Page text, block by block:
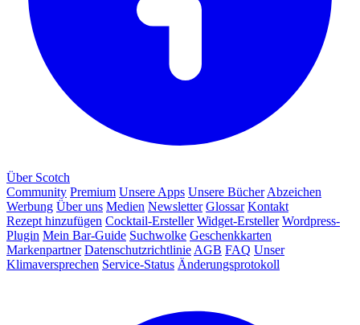
Über Scotch
Community Premium Unsere Apps Unsere Bücher Abzeichen
Werbung Über uns Medien Newsletter Glossar Kontakt
Rezept hinzufügen Cocktail-Ersteller Widget-Ersteller Wordpress-
Plugin Mein Bar-Guide Suchwolke Geschenkkarten
Markenpartner Datenschutzrichtlinie AGB FAQ Unser
Klimaversprechen Service-Status Änderungsprotokoll